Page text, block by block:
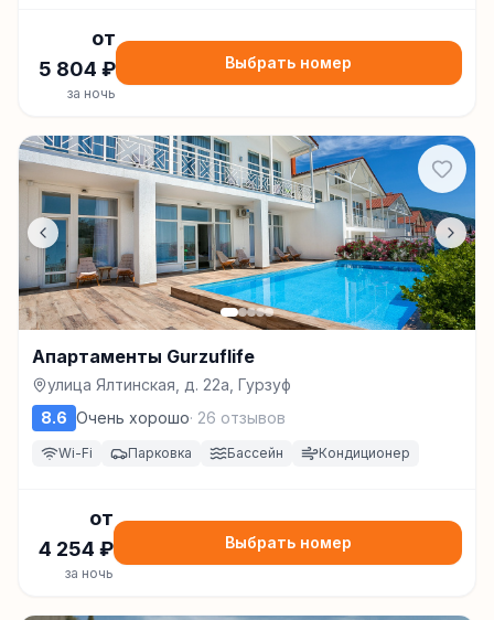
от
5 804 ₽
за ночь
Выбрать номер
Апартаменты Gurzuflife
улица Ялтинская, д. 22а, Гурзуф
8.6 Очень хорошо· 26 отзывов
Wi-Fi Парковка Бассейн Кондиционер
от
4 254 ₽
за ночь
Выбрать номер